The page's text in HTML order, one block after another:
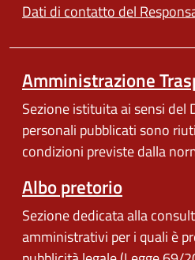
Dati di contatto del
Amministrazione
Sezione istituita ai sensi del
personali pubblicati sono
condizioni previste dalla
Albo pretorio
Sezione dedicata alla
amministrativi per i quali è